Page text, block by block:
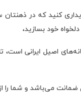
کنید که در ذهنتان
خود بسازید،
اصیل ایرانی
ضمانت می‌باشد و شما